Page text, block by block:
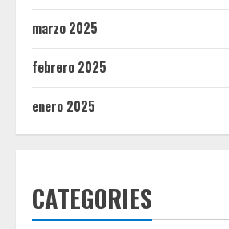
marzo 2025
febrero 2025
enero 2025
CATEGORIES